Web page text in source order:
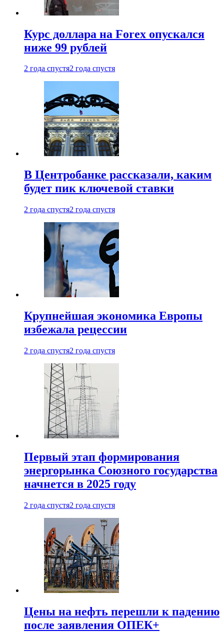
Курс доллара на Forex опускался
ниже 99 рублей
2 года спустя2 года спустя
В Центробанке рассказали, каким
будет пик ключевой ставки
2 года спустя2 года спустя
Крупнейшая экономика Европы
избежала рецессии
2 года спустя2 года спустя
Первый этап формирования
энергорынка Союзного государства
начнется в 2025 году
2 года спустя2 года спустя
Цены на нефть перешли к падению
после заявления ОПЕК+